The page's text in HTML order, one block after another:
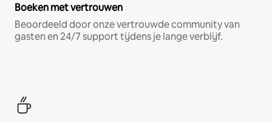
Boeken met vertrouwen
Beoordeeld door onze vertrouwde community van
gasten en 24/7 support tijdens je lange verblijf.